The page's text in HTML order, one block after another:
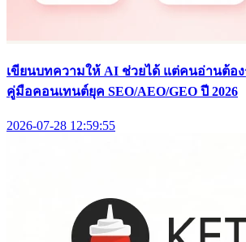
เขียนบทความให้ AI ช่วยได้ แต่คนอ่านต้อ
คู่มือคอนเทนต์ยุค SEO/AEO/GEO ปี 2026
2026-07-28 12:59:55